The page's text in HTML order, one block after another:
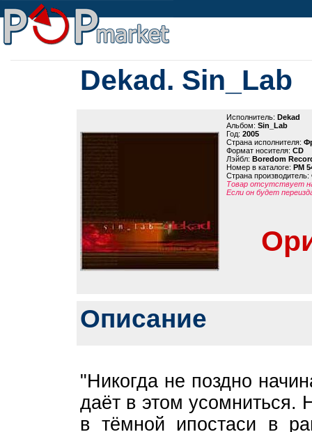
Dekad. Sin_Lab
Исполнитель: Dekad
Альбом: Sin_Lab
Год: 2005
Страна исполнителя:
Формат носителя: CD
Лэйбл: Boredom
Номер в каталоге: PM
Страна производитель:
Товар отсутствует
Если он будет
Описание
"Никогда не поздно
даёт в этом усомниться.
в тёмной ипостаси в